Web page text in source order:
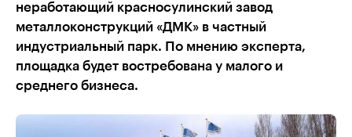
неработающий красносулинский завод
металлоконструкций «ДМК» в частный
индустриальный парк. По мнению эксперта,
площадка будет востребована у малого и
среднего бизнеса.